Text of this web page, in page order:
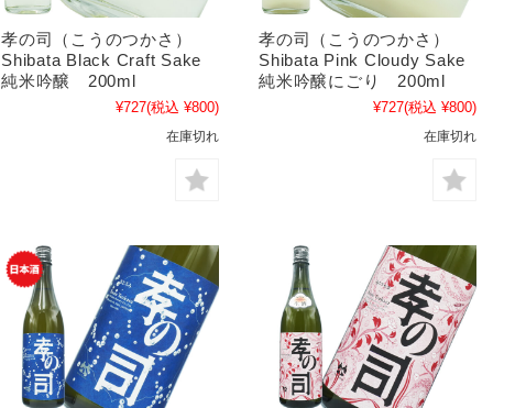
孝の司（こうのつかさ）
Shibata Black Craft Sake
純米吟醸 200ml
¥727(税込 ¥800)
在庫切れ
孝の司（こうのつかさ）
Shibata Pink Cloudy Sake
純米吟醸にごり 200ml
¥727(税込 ¥800)
在庫切れ